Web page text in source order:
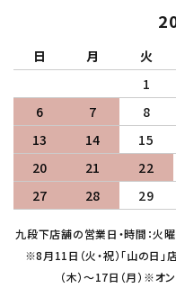
日 月 火
1
6
7 8
13
14 15
20
21 22
27
28 29
九段下店舗の営業日・時間：
※8月11日（火・祝）「山の日
（木）～17日（月）※オ